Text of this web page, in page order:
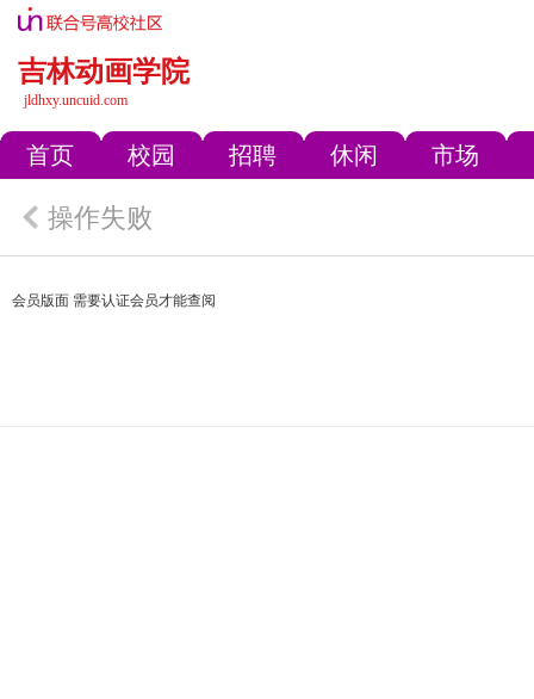
吉林动画学院
jldhxy.uncuid.com
首页 校园 招聘 休闲 市场
操作失败
会员版面 需要认证会员才能查阅